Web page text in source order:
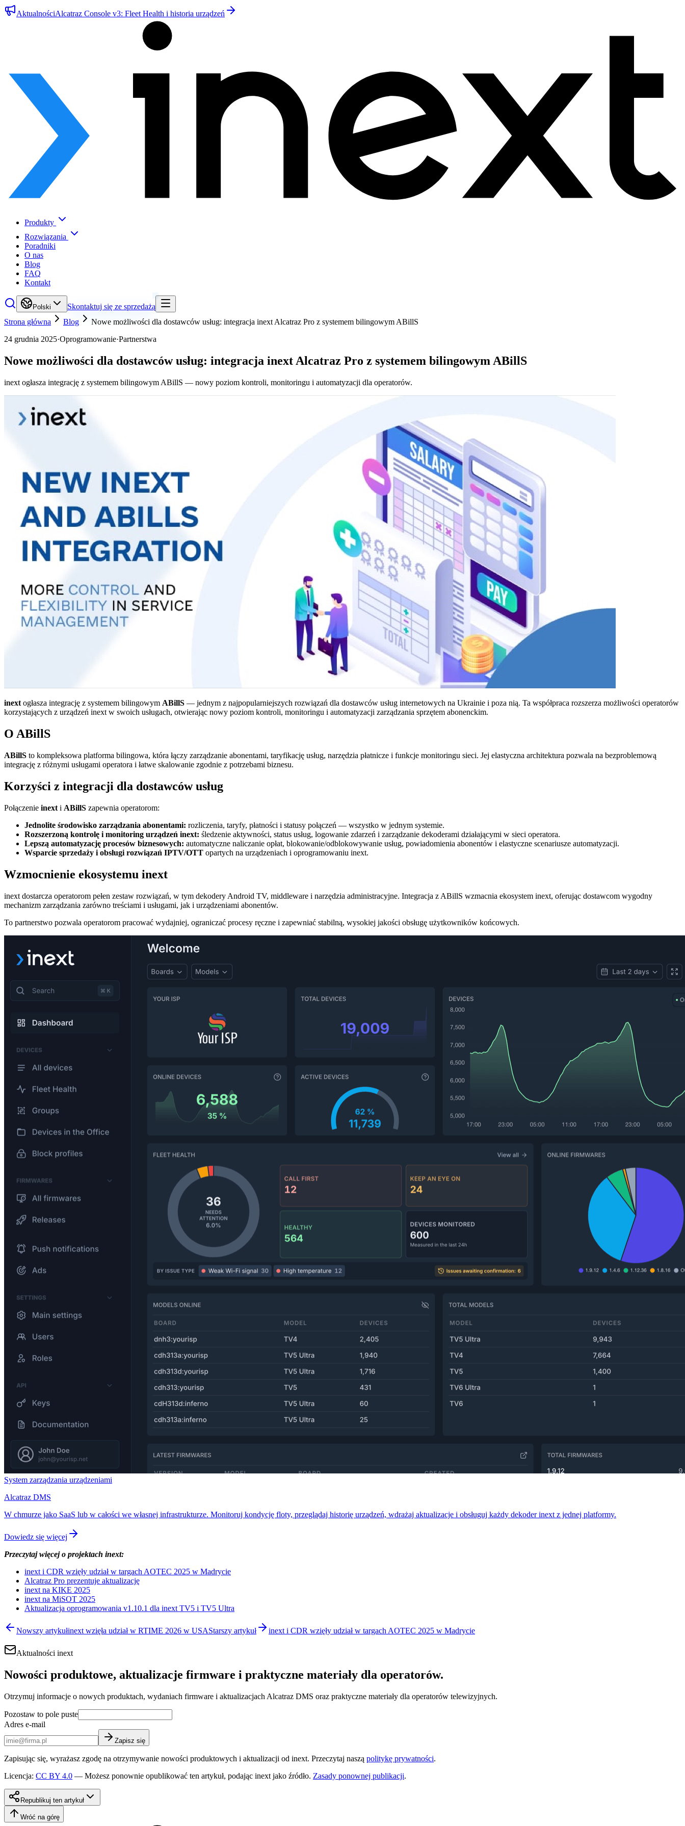
AktualnościAlcatraz Console v3: Fleet Health i historia urządzeń
Produkty
Rozwiązania
Poradniki
O nas
Blog
FAQ
Kontakt
Polski
Skontaktuj się ze sprzedażą
Strona główna
Blog
Nowe możliwości dla dostawców usług: integracja inext Alcatraz Pro z systemem bilingowym ABillS
24 grudnia 2025·Oprogramowanie·Partnerstwa
Nowe możliwości dla dostawców usług: integracja inext Alcatraz Pro z systemem bilingowym ABillS
inext ogłasza integrację z systemem bilingowym ABillS — nowy poziom kontroli, monitoringu i automatyzacji dla operatorów.
inext ogłasza integrację z systemem bilingowym ABillS — jednym z najpopularniejszych rozwiązań dla dostawców usług internetowych na Ukrainie i poza nią. Ta współpraca rozszerza możliwości operatorów
korzystających z urządzeń inext w swoich usługach, otwierając nowy poziom kontroli, monitoringu i automatyzacji zarządzania sprzętem abonenckim.
O ABillS
ABillS to kompleksowa platforma bilingowa, która łączy zarządzanie abonentami, taryfikację usług, narzędzia płatnicze i funkcje monitoringu sieci. Jej elastyczna architektura pozwala na bezproblemową
integrację z różnymi usługami operatora i łatwe skalowanie zgodnie z potrzebami biznesu.
Korzyści z integracji dla dostawców usług
Połączenie inext i ABillS zapewnia operatorom:
Jednolite środowisko zarządzania abonentami: rozliczenia, taryfy, płatności i statusy połączeń — wszystko w jednym systemie.
Rozszerzoną kontrolę i monitoring urządzeń inext: śledzenie aktywności, status usług, logowanie zdarzeń i zarządzanie dekoderami działającymi w sieci operatora.
Lepszą automatyzację procesów biznesowych: automatyczne naliczanie opłat, blokowanie/odblokowywanie usług, powiadomienia abonentów i elastyczne scenariusze automatyzacji.
Wsparcie sprzedaży i obsługi rozwiązań IPTV/OTT opartych na urządzeniach i oprogramowaniu inext.
Wzmocnienie ekosystemu inext
inext dostarcza operatorom pełen zestaw rozwiązań, w tym dekodery Android TV, middleware i narzędzia administracyjne. Integracja z ABillS wzmacnia ekosystem inext, oferując dostawcom wygodny
mechanizm zarządzania zarówno treściami i usługami, jak i urządzeniami abonentów.
To partnerstwo pozwala operatorom pracować wydajniej, ograniczać procesy ręczne i zapewniać stabilną, wysokiej jakości obsługę użytkowników końcowych.
System zarządzania urządzeniami
Alcatraz DMS
W chmurze jako SaaS lub w całości we własnej infrastrukturze. Monitoruj kondycję floty, przeglądaj historię urządzeń, wdrażaj aktualizacje i obsługuj każdy dekoder inext z jednej platformy.
Dowiedz się więcej
Przeczytaj więcej o projektach inext:
inext i CDR wzięły udział w targach AOTEC 2025 w Madrycie
Alcatraz Pro prezentuje aktualizację
inext na KIKE 2025
inext na MiSOT 2025
Aktualizacja oprogramowania v1.10.1 dla inext TV5 i TV5 Ultra
Nowszy artykułinext wzięła udział w RTIME 2026 w USAStarszy artykuł inext i CDR wzięły udział w targach AOTEC 2025 w Madrycie
Aktualności inext
Nowości produktowe, aktualizacje firmware i praktyczne materiały dla operatorów.
Otrzymuj informacje o nowych produktach, wydaniach firmware i aktualizacjach Alcatraz DMS oraz praktyczne materiały dla operatorów telewizyjnych.
Pozostaw to pole puste
Adres e-mail
Zapisz się
Zapisując się, wyrażasz zgodę na otrzymywanie nowości produktowych i aktualizacji od inext. Przeczytaj naszą politykę prywatności.
Licencja: CC BY 4.0 — Możesz ponownie opublikować ten artykuł, podając inext jako źródło. Zasady ponownej publikacji.
Republikuj ten artykuł
Wróć na górę